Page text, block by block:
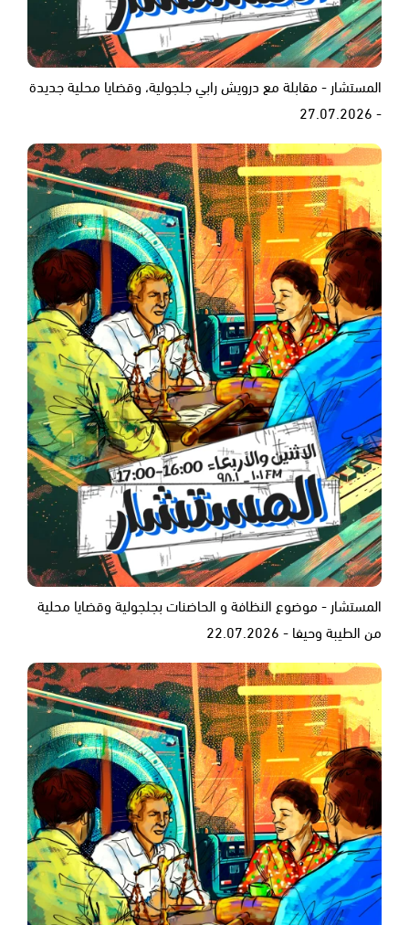
المستشار - مقابلة مع درويش رابي جلجولية، وقضايا محلية جديدة
- 27.07.2026
المستشار - موضوع النظافة و الحاضنات بجلجولية وقضايا محلية
من الطيبة وحيفا - 22.07.2026